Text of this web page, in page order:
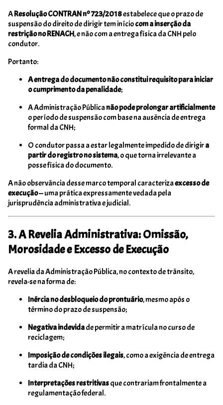
AResolução CONTRAN nº 723/2018estabelece que o prazo de
suspensão do direito de dirigir tem iníciocom a inserção da
restrição no RENACH, e não com a entrega física da CNH pelo
condutor.
Portanto:
A entrega do documento não constitui requisito para iniciar
o cumprimento da penalidade;
A Administração Públicanão pode prolongar artificialmente
o período de suspensão com base na ausência de entrega
formal da CNH;
O condutor passa a estar legalmente impedido de dirigira
partir do registro no sistema, o que torna irrelevante a
posse física do documento.
A não observância desse marco temporal caracterizaexcesso de
execução— uma prática expressamente vedada pela
jurisprudência administrativa e judicial.
3. A Revelia Administrativa: Omissão,
Morosidade e Excesso de Execução
A revelia da Administração Pública, no contexto de trânsito,
revela-se na forma de:
Inércia no desbloqueio do prontuário, mesmo após o
término do prazo de suspensão;
Negativa indevidade permitir a matrícula no curso de
reciclagem;
Imposição de condições ilegais, como a exigência de entrega
tardia da CNH;
Interpretações restritivasque contrariam frontalmente a
regulamentação federal.